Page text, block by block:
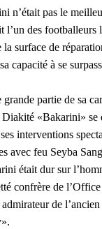
n’était pas le
l’un des
surface de
capacité à se
partie de sa
«Bakarini» se
interventions
avec feu Seyba
était dur sur
confrère de
de